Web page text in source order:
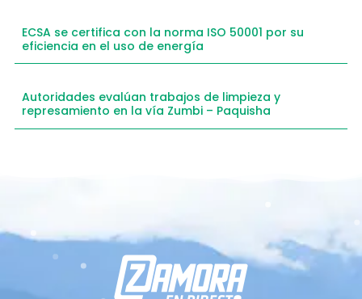
ECSA se certifica con la norma ISO 50001 por su
eficiencia en el uso de energía
Autoridades evalúan trabajos de limpieza y
represamiento en la vía Zumbi – Paquisha